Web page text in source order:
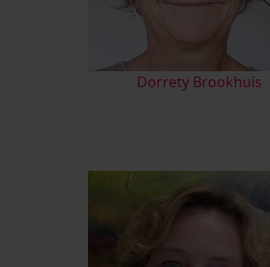
Dorrety Brookhuis